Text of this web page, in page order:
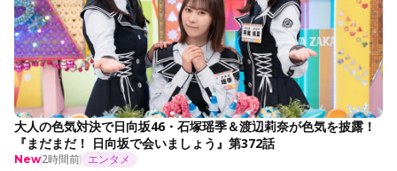
大人の色気対決で日向坂46・石塚瑶季＆渡辺莉奈が色気を披露！
『まだまだ！ 日向坂で会いましょう』第372話
New2時間前 エンタメ